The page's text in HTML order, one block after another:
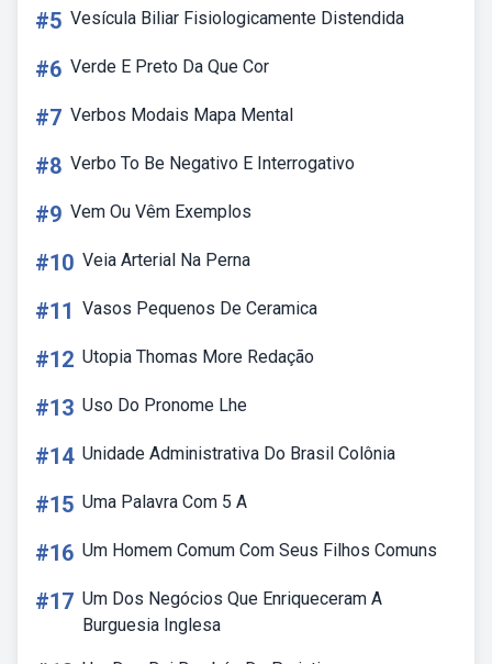
#5 Vesícula Biliar Fisiologicamente Distendida
#6 Verde E Preto Da Que Cor
#7 Verbos Modais Mapa Mental
#8 Verbo To Be Negativo E Interrogativo
#9 Vem Ou Vêm Exemplos
#10 Veia Arterial Na Perna
#11 Vasos Pequenos De Ceramica
#12 Utopia Thomas More Redação
#13 Uso Do Pronome Lhe
#14 Unidade Administrativa Do Brasil Colônia
#15 Uma Palavra Com 5 A
#16 Um Homem Comum Com Seus Filhos Comuns
#17 Um Dos Negócios Que Enriqueceram A
Burguesia Inglesa